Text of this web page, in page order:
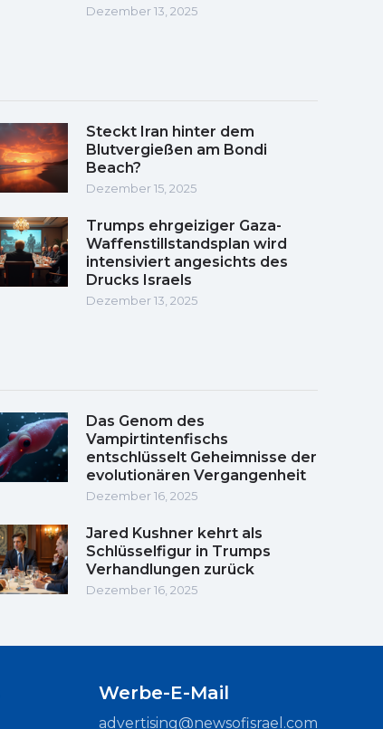
Dezember 13, 2025
Steckt Iran hinter dem
Blutvergießen am Bondi
Beach?
Dezember 15, 2025
Trumps ehrgeiziger Gaza-
Waffenstillstandsplan wird
intensiviert angesichts des
Drucks Israels
Dezember 13, 2025
Das Genom des
Vampirtintenfischs
entschlüsselt Geheimnisse der
evolutionären Vergangenheit
Dezember 16, 2025
Jared Kushner kehrt als
Schlüsselfigur in Trumps
Verhandlungen zurück
Dezember 16, 2025
Werbe-E-Mail
advertising@newsofisrael.com